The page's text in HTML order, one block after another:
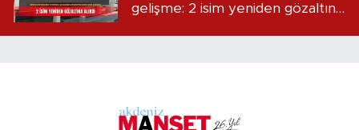
gelişme: 2 isim yeniden gözaltına